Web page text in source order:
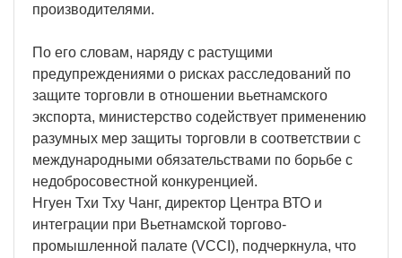
производителями.
По его словам, наряду с растущими
предупреждениями о рисках расследований по
защите торговли в отношении вьетнамского
экспорта, министерство содействует применению
разумных мер защиты торговли в соответствии с
международными обязательствами по борьбе с
недобросовестной конкуренцией.
Нгуен Тхи Тху Чанг, директор Центра ВТО и
интеграции при Вьетнамской торгово-
промышленной палате (VCCI), подчеркнула, что